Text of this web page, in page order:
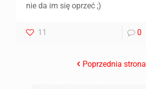
nie da im się oprzeć ;)
11 0
Poprzednia strona